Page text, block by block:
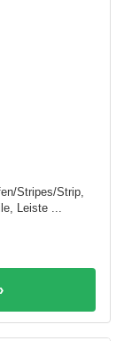
Stripes/Strip,
Leiste ...